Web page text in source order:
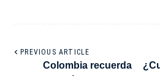
PREVIOUS ARTICLE
Colombia recuerda